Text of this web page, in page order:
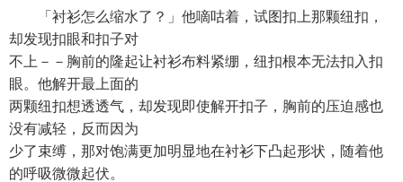
「衬衫怎么缩水了？」他嘀咕着，试图扣上那颗纽扣，
却发现扣眼和扣子对
不上－－胸前的隆起让衬衫布料紧绷，纽扣根本无法扣入扣
眼。他解开最上面的
两颗纽扣想透透气，却发现即使解开扣子，胸前的压迫感也
没有减轻，反而因为
少了束缚，那对饱满更加明显地在衬衫下凸起形状，随着他
的呼吸微微起伏。